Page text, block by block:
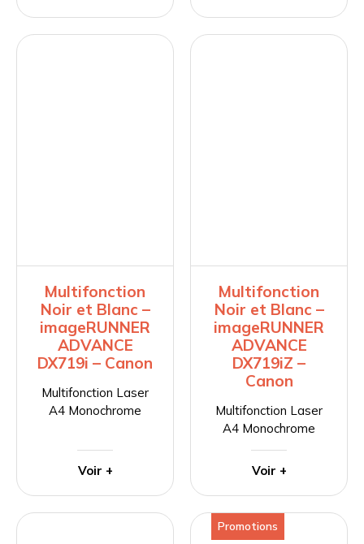
Multifonction
Noir et Blanc –
imageRUNNER
ADVANCE
DX719i – Canon
Multifonction Laser
A4 Monochrome
Voir +
Multifonction
Noir et Blanc –
imageRUNNER
ADVANCE
DX719iZ –
Canon
Multifonction Laser
A4 Monochrome
Voir +
Promotions